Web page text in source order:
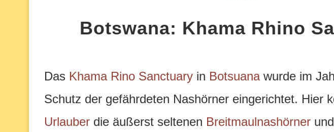
Botswana: Khama Rhino
Das Khama Rino Sanctuary in Botsuanawurde im
Schutz der gefährdeten Nashörner eingerichtet. Hier
Urlauber die äußerst seltenen Breitmaulnashörner und